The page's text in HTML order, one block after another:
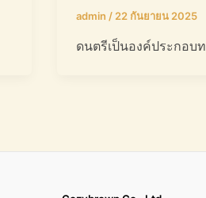
admin /22 กันยายน 2025
ดนตรีเป็นองค์ประกอบท